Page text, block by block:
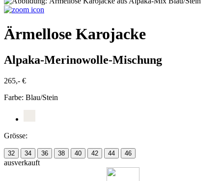
Ärmellose Karojacke
Alpaka-Merinowolle-Mischung
265,- €
Farbe: Blau/Stein
Grösse:
32 34 36 38 40 42 44 46
ausverkauft